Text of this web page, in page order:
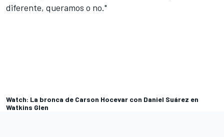
diferente, queramos o no."
Watch: La bronca de Carson Hocevar con Daniel Suárez en
Watkins Glen